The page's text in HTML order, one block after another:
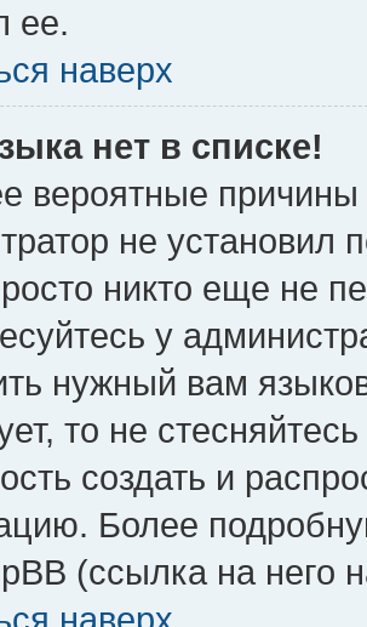
ее.
наверх
нет в списке!
вероятные причины
не установил
никто еще не
у
нужный вам
то не
создать и
Более
(ссылка на него
наверх